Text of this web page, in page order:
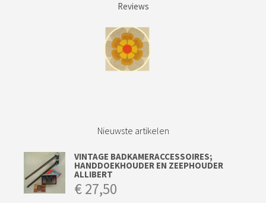
Reviews
Nieuwste artikelen
VINTAGE BADKAMERACCESSOIRES;
HANDDOEKHOUDER EN ZEEPHOUDER
ALLIBERT
€27,50